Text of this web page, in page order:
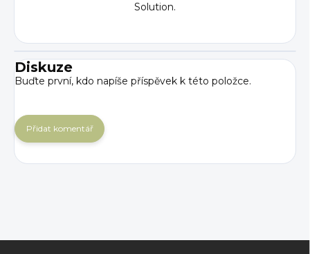
Solution.
Diskuze
Buďte první, kdo napíše příspěvek k této položce.
Přidat komentář